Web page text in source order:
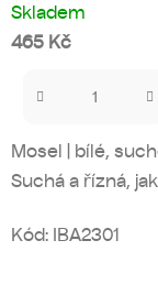
Skladem
465 Kč
Mosel | bílé,
Suchá a řízná,
Kód: IBA2301